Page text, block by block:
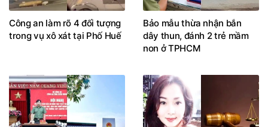
Công an làm rõ 4 đối tượng
trong vụ xô xát tại Phố Huế
Bảo mẫu thừa nhận bắn
dây thun, đánh 2 trẻ mầm
non ở TPHCM